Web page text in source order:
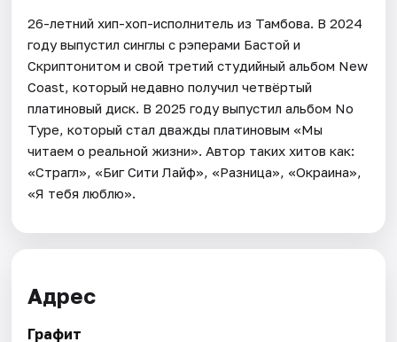
26-летний хип-хоп-исполнитель из Тамбова. В 2024
году выпустил синглы с рэперами Бастой и
Скриптонитом и свой третий студийный альбом New
Coast, который недавно получил четвёртый
платиновый диск. В 2025 году выпустил альбом No
Type, который стал дважды платиновым «Мы
читаем о реальной жизни». Автор таких хитов как:
«Страгл», «Биг Сити Лайф», «Разница», «Окраина»,
«Я тебя люблю».
Адрес
Графит